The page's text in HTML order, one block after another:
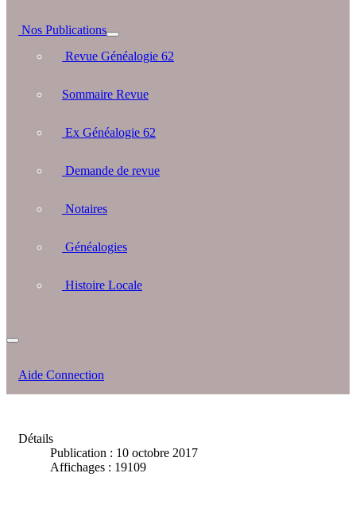
Nos Publications
Revue Généalogie 62
Sommaire Revue
Ex Généalogie 62
Demande de revue
Notaires
Généalogies
Histoire Locale
Aide Connection
Détails
Publication : 10 octobre 2017
Affichages : 19109